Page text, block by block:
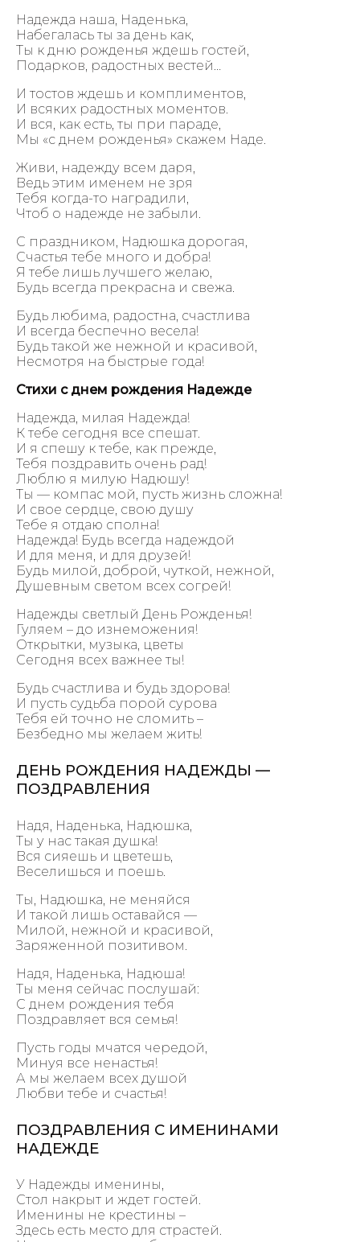
Надежда наша, Наденька,
Набегалась ты за день как,
Ты к дню рожденья ждешь гостей,
Подарков, радостных вестей…
И тостов ждешь и комплиментов,
И всяких радостных моментов.
И вся, как есть, ты при параде,
Мы «с днем рожденья» скажем Наде.
Живи, надежду всем даря,
Ведь этим именем не зря
Тебя когда-то наградили,
Чтоб о надежде не забыли.
С праздником, Надюшка дорогая,
Счастья тебе много и добра!
Я тебе лишь лучшего желаю,
Будь всегда прекрасна и свежа.
Будь любима, радостна, счастлива
И всегда беспечно весела!
Будь такой же нежной и красивой,
Несмотря на быстрые года!
Стихи с днем рождения Надежде
Надежда, милая Надежда!
К тебе сегодня все спешат.
И я спешу к тебе, как прежде,
Тебя поздравить очень рад!
Люблю я милую Надюшу!
Ты — компас мой, пусть жизнь сложна!
И свое сердце, свою душу
Тебе я отдаю сполна!
Надежда! Будь всегда надеждой
И для меня, и для друзей!
Будь милой, доброй, чуткой, нежной,
Душевным светом всех согрей!
Надежды светлый День Рожденья!
Гуляем – до изнеможения!
Открытки, музыка, цветы
Сегодня всех важнее ты!
Будь счастлива и будь здорова!
И пусть судьба порой сурова
Тебя ей точно не сломить –
Безбедно мы желаем жить!
ДЕНЬ РОЖДЕНИЯ НАДЕЖДЫ —
ПОЗДРАВЛЕНИЯ
Надя, Наденька, Надюшка,
Ты у нас такая душка!
Вся сияешь и цветешь,
Веселишься и поешь.
Ты, Надюшка, не меняйся
И такой лишь оставайся —
Милой, нежной и красивой,
Заряженной позитивом.
Надя, Наденька, Надюша!
Ты меня сейчас послушай:
С днем рождения тебя
Поздравляет вся семья!
Пусть годы мчатся чередой,
Минуя все ненастья!
А мы желаем всех душой
Любви тебе и счастья!
ПОЗДРАВЛЕНИЯ С ИМЕНИНАМИ
НАДЕЖДЕ
У Надежды именины,
Стол накрыт и ждет гостей.
Именины не крестины –
Здесь есть место для страстей.